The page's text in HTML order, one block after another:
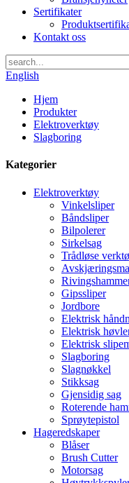
Sertifikater
Kontakt oss
English
Hjem
Produkter
Elektroverktøy
Slagboring
Kategorier
Elektroverktøy
Vinkelsliper
Båndsliper
Bilpolerer
Sirkelsag
Trådløse
Gipssliper
Jordbore
Elektrisk
Elektrisk
Elektrisk
Slagboring
Slagnøkkel
Stikksag
Gjensidig sag
Roterende
Sprøytepistol
Hageredskaper
Blåser
Brush Cutter
Motorsag